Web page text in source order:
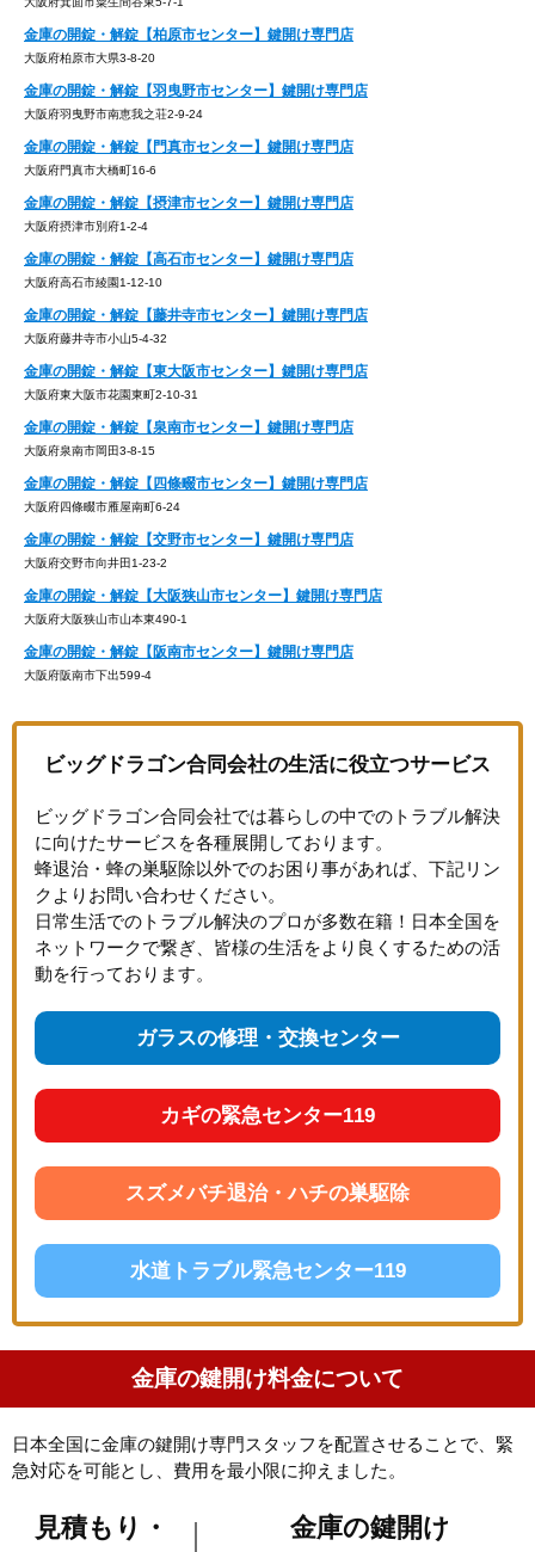
金庫の開錠・解錠【柏原市センター】鍵開け専門店
大阪府柏原市大県3-8-20
金庫の開錠・解錠【羽曳野市センター】鍵開け専門店
大阪府羽曳野市南恵我之荘2-9-24
金庫の開錠・解錠【門真市センター】鍵開け専門店
大阪府門真市大橋町16-6
金庫の開錠・解錠【摂津市センター】鍵開け専門店
大阪府摂津市別府1-2-4
金庫の開錠・解錠【高石市センター】鍵開け専門店
大阪府高石市綾園1-12-10
金庫の開錠・解錠【藤井寺市センター】鍵開け専門店
大阪府藤井寺市小山5-4-32
金庫の開錠・解錠【東大阪市センター】鍵開け専門店
大阪府東大阪市花園東町2-10-31
金庫の開錠・解錠【泉南市センター】鍵開け専門店
大阪府泉南市岡田3-8-15
金庫の開錠・解錠【四條畷市センター】鍵開け専門店
大阪府四條畷市雁屋南町6-24
金庫の開錠・解錠【交野市センター】鍵開け専門店
大阪府交野市向井田1-23-2
金庫の開錠・解錠【大阪狭山市センター】鍵開け専門店
大阪府大阪狭山市山本東490-1
金庫の開錠・解錠【阪南市センター】鍵開け専門店
大阪府阪南市下出599-4
ビッグドラゴン合同会社の生活に役立つサービス
ビッグドラゴン合同会社では暮らしの中でのトラブル解決
に向けたサービスを各種展開しております。
蜂退治・蜂の巣駆除以外でのお困り事があれば、下記リン
クよりお問い合わせください。
日常生活でのトラブル解決のプロが多数在籍！日本全国を
ネットワークで繋ぎ、皆様の生活をより良くするための活
動を行っております。
ガラスの修理・交換センター
カギの緊急センター119
スズメバチ退治・ハチの巣駆除
水道トラブル緊急センター119
金庫の鍵開け料金について
日本全国に金庫の鍵開け専門スタッフを配置させることで、緊
急対応を可能とし、費用を最小限に抑えました。
見積もり・
金庫の鍵開け